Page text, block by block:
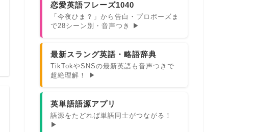
恋愛英語フレーズ1040
「今夜ひま？」から告白・プロポーズま
で28シーン別・音声つき ▶
最新スラング英語・略語辞典
TikTokやSNSの最新英語も音声つきで
超絶理解！ ▶
英単語語源アプリ
語源をたどれば単語同士がつながる！
▶